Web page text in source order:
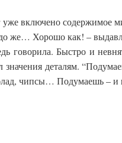
уже включено содержимое
же… Хорошо как! –
говорила. Быстро и
значения деталям.
чипсы… Подумаешь – и